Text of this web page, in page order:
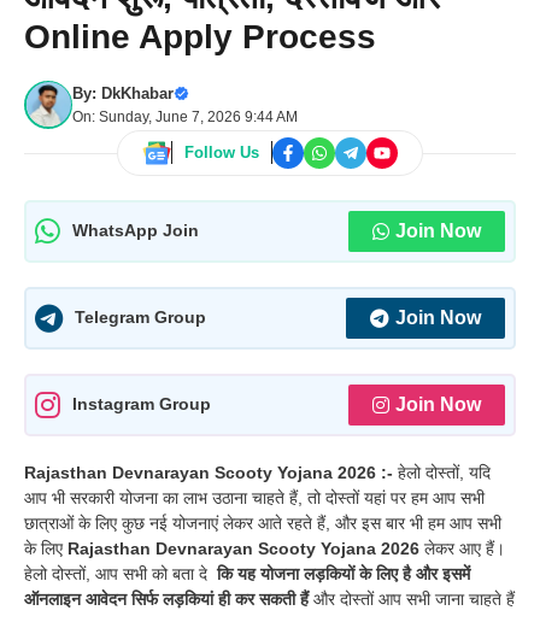
Online Apply Process
By: DkKhabar
On: Sunday, June 7, 2026 9:44 AM
Follow Us
WhatsApp Join Join Now
Telegram Group Join Now
Instagram Group Join Now
Rajasthan Devnarayan Scooty Yojana 2026 :- हेलो दोस्तों, यदि
आप भी सरकारी योजना का लाभ उठाना चाहते हैं, तो दोस्तों यहां पर हम आप सभी
छात्राओं के लिए कुछ नई योजनाएं लेकर आते रहते हैं, और इस बार भी हम आप सभी
के लिए Rajasthan Devnarayan Scooty Yojana 2026 लेकर आए हैं।
हेलो दोस्तों, आप सभी को बता देकि यह योजना लड़कियों के लिए है और इसमें
ऑनलाइन आवेदन सिर्फ लड़कियां ही कर सकती हैंऔर दोस्तों आप सभी जाना चाहते हैं